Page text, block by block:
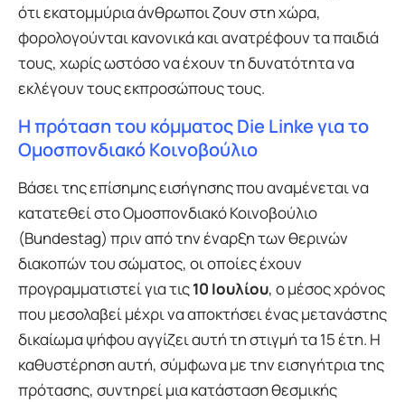
ότι εκατομμύρια άνθρωποι ζουν στη χώρα,
φορολογούνται κανονικά και ανατρέφουν τα παιδιά
τους, χωρίς ωστόσο να έχουν τη δυνατότητα να
εκλέγουν τους εκπροσώπους τους.
Η πρόταση του κόμματος Die Linke για το
Ομοσπονδιακό Κοινοβούλιο
Βάσει της επίσημης εισήγησης που αναμένεται να
κατατεθεί στο Ομοσπονδιακό Κοινοβούλιο
(Bundestag) πριν από την έναρξη των θερινών
διακοπών του σώματος, οι οποίες έχουν
προγραμματιστεί για τις10 Ιουλίου, ο μέσος χρόνος
που μεσολαβεί μέχρι να αποκτήσει ένας μετανάστης
δικαίωμα ψήφου αγγίζει αυτή τη στιγμή τα 15 έτη. Η
καθυστέρηση αυτή, σύμφωνα με την εισηγήτρια της
πρότασης, συντηρεί μια κατάσταση θεσμικής